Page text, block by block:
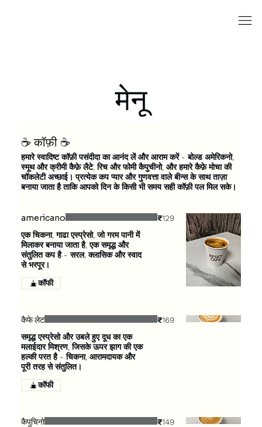
मेनू
☕ कॉफ़ी ☕
हमारे स्वादिष्ट कॉफ़ी पसंदीदा का आनंद लें और आराम करें - बोल्ड अमेरिकनो,
स्मूथ और क्रीमी कैफ़े लैटे, रिच और फोमी कैपुचीनो, और हमारे कैफ़े मोचा की
चॉकलेटी अच्छाई। प्रत्येक कप प्यार और गुणवत्ता वाले बीन्स के साथ ताज़ा
बनाया जाता है ताकि आपको दिन के किसी भी समय सही कॉफ़ी पल मिल सके।
americano
एक चिकना, गाढा एस्प्रेसो, जो गरम पानी में
मिलाकर बनाया जाता है, एक समृद्ध और
संतुलित कप है - सरल, क्लासिक और स्वाद
से भरपूर।
₹129
कॉफी
कैफे लेट
समृद्ध एस्प्रेसो और उबले हुए दूध का एक
मलाईदार मिश्रण, जिसके ऊपर झाग की एक
हल्की परत है - चिकना, आरामदायक और
पूरी तरह से संतुलित।
₹169
कॉफी
कैपुचिनो ₹149